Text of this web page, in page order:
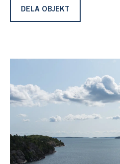
morgon till sent inpå kvällen.
och resan från Stockholm tar
Garaget är kombinerat med
byggdes 2010. Ena delen är
bil och den andra delen är en
sällskapsrum med vacker
kombinerat helkaklat badrum
Från huset blickar man ut
grönska.
DELA OBJEKT